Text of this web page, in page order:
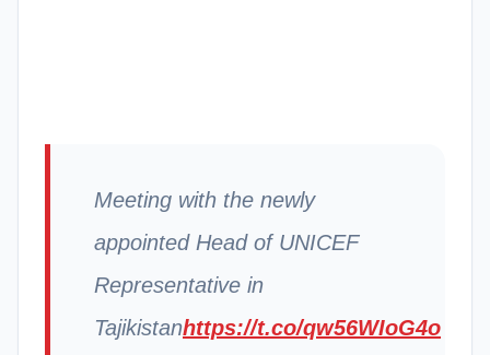
Meeting with the newly
appointed Head of UNICEF
Representative in
Tajikistanhttps://t.co/qw56WIoG4o